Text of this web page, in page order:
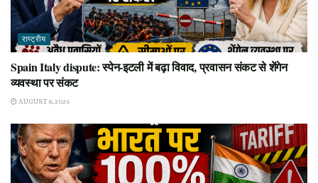
राष्ट्रीय
Spain Italy dispute: स्पेन-इटली में बढ़ा विवाद, प्रवासन संकट से शेंगेन
व्यवस्था पर संकट
AUGUST 8, 2026